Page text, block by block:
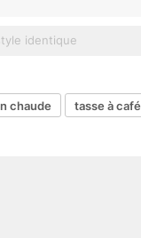
chaude tasse à café